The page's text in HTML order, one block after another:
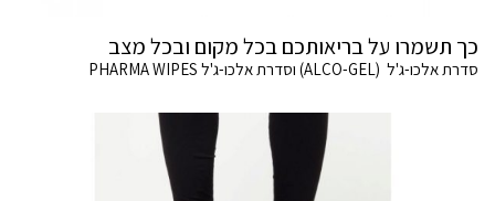
כך תשמרו על בריאותכם בכל מקום ובכל מצב
סדרת אלכו-ג'ל (ALCO-GEL) וסדרת אלכו-ג'ל PHARMA WIPES